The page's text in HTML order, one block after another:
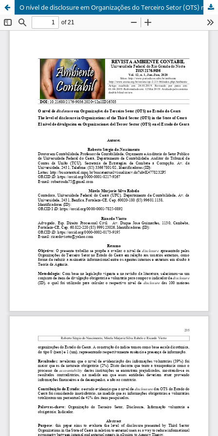
O nível de disclosure em Organizações do Terceiro Setor (OTS) no Estado do Ceará